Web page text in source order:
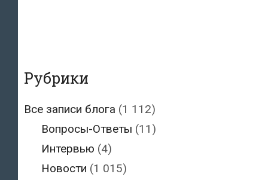
Рубрики
Все записи блога (1 112)
Вопросы-Ответы (11)
Интервью (4)
Новости (1 015)